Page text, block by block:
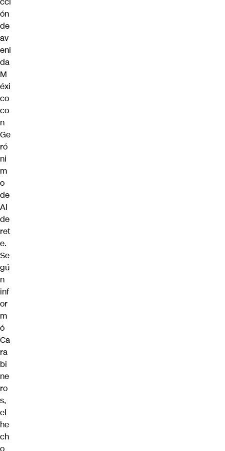
ón
de
av
eni
da
M
éxi
co
co
n
Ge
ró
ni
m
o
de
Al
de
ret
e.
Se
gú
n
inf
or
m
ó
Ca
ra
bi
ne
ro
s,
el
he
ch
o